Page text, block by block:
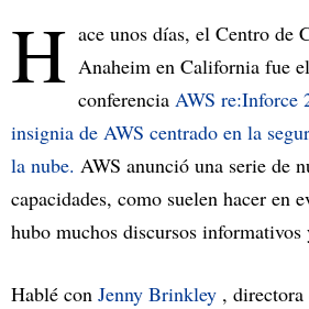
H ace unos días, el Centro de
Anaheim en California fue
conferencia AWS re:Inforce
insignia de AWS centrado en la
la nube. AWS anunció una serie de
capacidades, como suelen hacer en
hubo muchos discursos informativos
Hablé con Jenny Brinkley , directora